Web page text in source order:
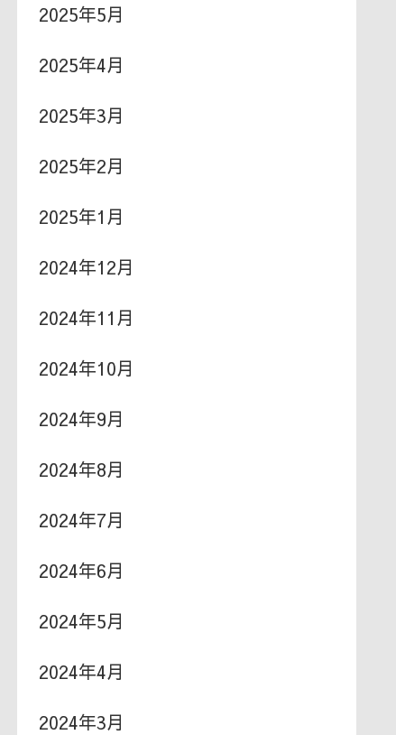
2025年5月
2025年4月
2025年3月
2025年2月
2025年1月
2024年12月
2024年11月
2024年10月
2024年9月
2024年8月
2024年7月
2024年6月
2024年5月
2024年4月
2024年3月